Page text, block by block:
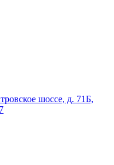
шоссе, д. 71Б,